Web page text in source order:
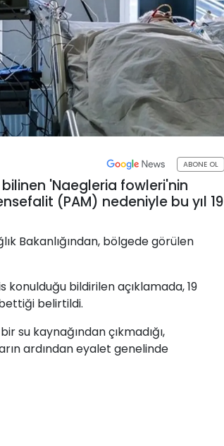
ABONE OL
'Naegleria fowleri'nin
(PAM) nedeniyle bu yıl 19
Bakanlığından, bölgede görülen
konulduğu bildirilen açıklamada, 19
belirtildi.
su kaynağından çıkmadığı,
ardından eyalet genelinde